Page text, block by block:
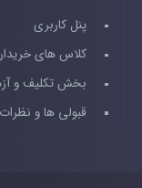
پنل کاربری
کلاس های
بخش تکلیف و
قبولی ها و نظرات